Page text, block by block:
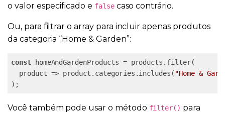
o valor especificado e falsecaso contrário.
Ou, para filtrar o array para incluir apenas produtos
da categoria “Home & Garden”:
const homeAndGardenProducts = products.filter(
  product => product.categories.includes(
"Home &
);
Você também pode usar o método filter() para